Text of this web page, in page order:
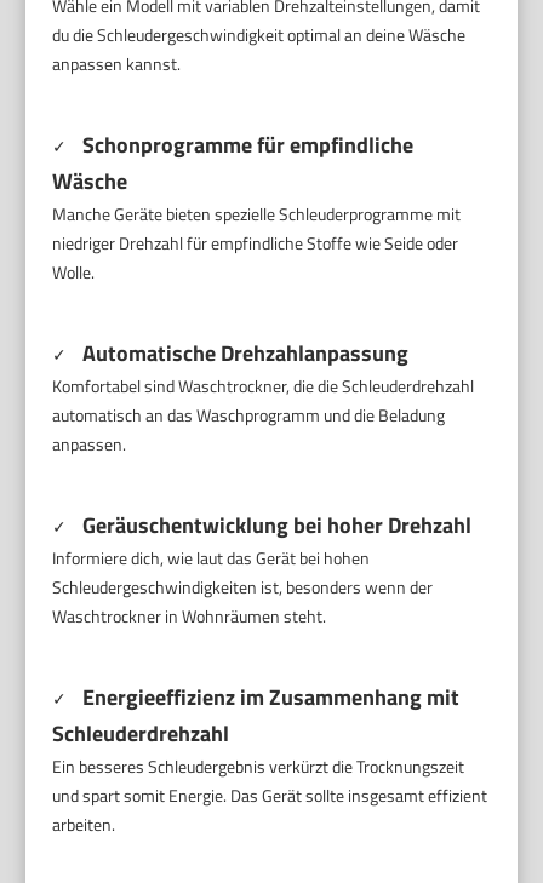
Wähle ein Modell mit variablen Drehzalteinstellungen, damit
du die Schleudergeschwindigkeit optimal an deine Wäsche
anpassen kannst.
✓
Schonprogramme für empfindliche
Wäsche
Manche Geräte bieten spezielle Schleuderprogramme mit
niedriger Drehzahl für empfindliche Stoffe wie Seide oder
Wolle.
✓ Automatische Drehzahlanpassung
Komfortabel sind Waschtrockner, die die Schleuderdrehzahl
automatisch an das Waschprogramm und die Beladung
anpassen.
✓ Geräuschentwicklung bei hoher Drehzahl
Informiere dich, wie laut das Gerät bei hohen
Schleudergeschwindigkeiten ist, besonders wenn der
Waschtrockner in Wohnräumen steht.
✓
Energieeffizienz im Zusammenhang mit
Schleuderdrehzahl
Ein besseres Schleudergebnis verkürzt die Trocknungszeit
und spart somit Energie. Das Gerät sollte insgesamt effizient
arbeiten.